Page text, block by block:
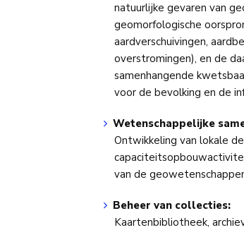
natuurlijke gevaren van
geomorfologische
aardverschuivingen,
overstromingen), en de
samenhangende
voor de bevolking en de
Wetenschappelijke
Ontwikkeling van lokale
van de
Beheer van collecties:
Kaartenbibliotheek,